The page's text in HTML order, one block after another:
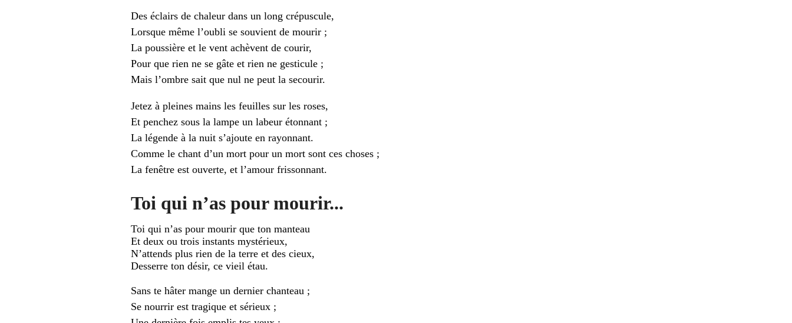
Des éclairs de chaleur dans un long crépuscule,
Lorsque même l’oubli se souvient de mourir ;
La poussière et le vent achèvent de courir,
Pour que rien ne se gâte et rien ne gesticule ;
Mais l’ombre sait que nul ne peut la secourir.
Jetez à pleines mains les feuilles sur les roses,
Et penchez sous la lampe un labeur étonnant ;
La légende à la nuit s’ajoute en rayonnant.
Comme le chant d’un mort pour un mort sont ces choses ;
La fenêtre est ouverte, et l’amour frissonnant.
Toi qui n’as pour mourir...
Toi qui n’as pour mourir que ton manteau
Et deux ou trois instants mystérieux,
N’attends plus rien de la terre et des cieux,
Desserre ton désir, ce vieil étau.
Sans te hâter mange un dernier chanteau ;
Se nourrir est tragique et sérieux ;